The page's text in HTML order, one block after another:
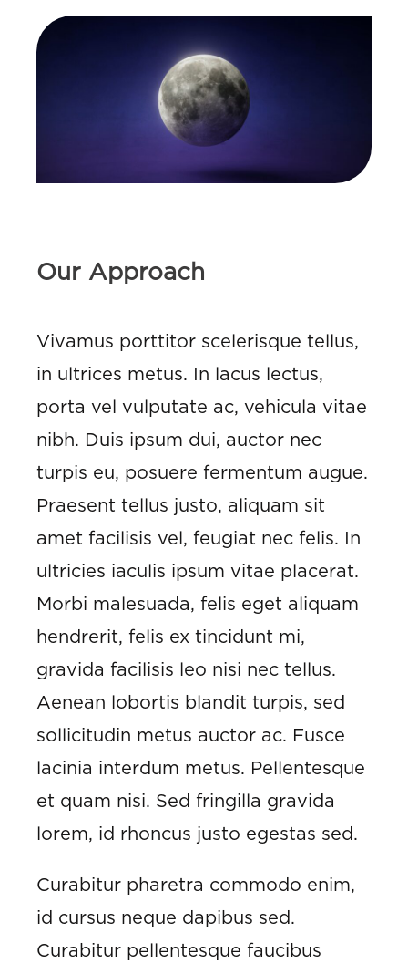
Our Approach
Vivamus porttitor scelerisque tellus,
in ultrices metus. In lacus lectus,
porta vel vulputate ac, vehicula vitae
nibh. Duis ipsum dui, auctor nec
turpis eu, posuere fermentum augue.
Praesent tellus justo, aliquam sit
amet facilisis vel, feugiat nec felis. In
ultricies iaculis ipsum vitae placerat.
Morbi malesuada, felis eget aliquam
hendrerit, felis ex tincidunt mi,
gravida facilisis leo nisi nec tellus.
Aenean lobortis blandit turpis, sed
sollicitudin metus auctor ac. Fusce
lacinia interdum metus. Pellentesque
et quam nisi. Sed fringilla gravida
lorem, id rhoncus justo egestas sed.
Curabitur pharetra commodo enim,
id cursus neque dapibus sed.
Curabitur pellentesque faucibus